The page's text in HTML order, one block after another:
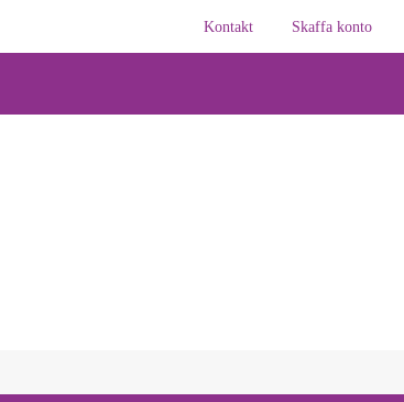
Kontakt
Skaffa konto